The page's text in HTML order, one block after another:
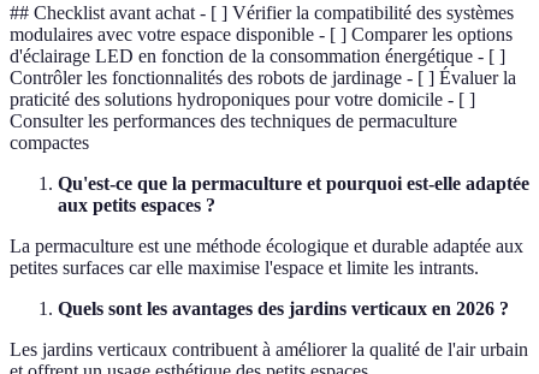
## Checklist avant achat - [ ] Vérifier la compatibilité des systèmes
modulaires avec votre espace disponible - [ ] Comparer les options
d'éclairage LED en fonction de la consommation énergétique - [ ]
Contrôler les fonctionnalités des robots de jardinage - [ ] Évaluer la
praticité des solutions hydroponiques pour votre domicile - [ ]
Consulter les performances des techniques de permaculture
compactes
Qu'est-ce que la permaculture et pourquoi est-elle adaptée
aux petits espaces ?
La permaculture est une méthode écologique et durable adaptée aux
petites surfaces car elle maximise l'espace et limite les intrants.
Quels sont les avantages des jardins verticaux en 2026 ?
Les jardins verticaux contribuent à améliorer la qualité de l'air urbain